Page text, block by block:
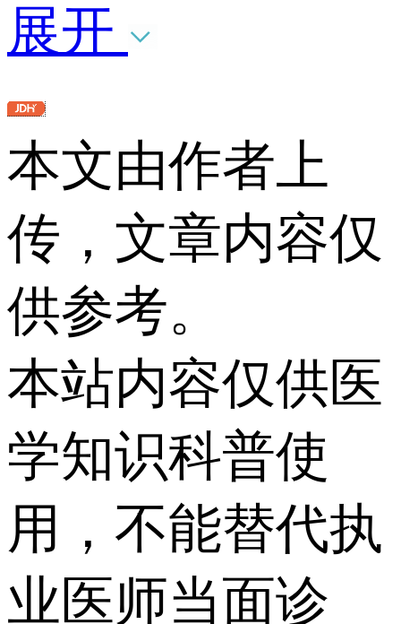
展开
本文由作者上
传，文章内容仅
供参考。
本站内容仅供医
学知识科普使
用，不能替代执
业医师当面诊